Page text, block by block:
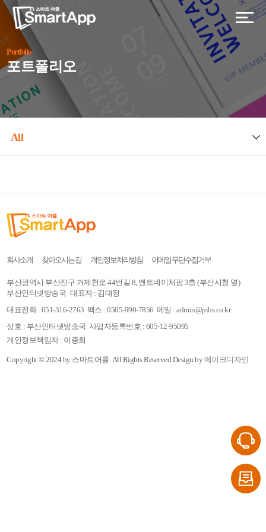
Portfolio
포트폴리오
All
회사소개 찾아오시는 길 개인정보처리방침 이메일 무단수집거부
부산광역시 부산진구 거제천로 44번길 8, 엔트네이처팜 3층 (부산시청 옆)
부산인터넷방송국 대표자 : 김대정
대표전화 : 051-316-2763 팩스 : 0505-990-7856 메일 : admin@pibs.co.kr
상호 : 부산인터넷방송국 사업자등록번호 : 605-12-95095
개인정보책임자 : 이종희
Copyright © 2024 by 스마트어플.All Rights Reserved.Design by메이크디자인